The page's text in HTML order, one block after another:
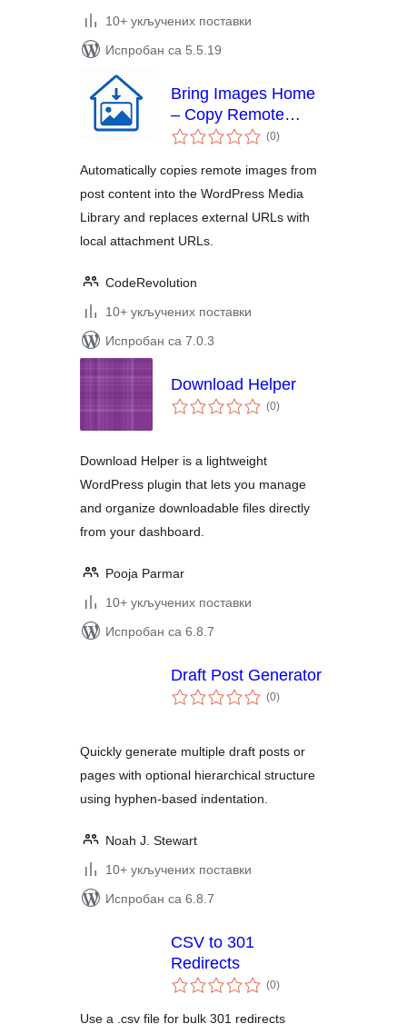
10+ укључених поставки
Испробан са 5.5.19
Bring Images Home
– Copy Remote
Images Locally
(0укупних
оцена
)
Automatically copies remote images from
post content into the WordPress Media
Library and replaces external URLs with
local attachment URLs.
CodeRevolution
10+ укључених поставки
Испробан са 7.0.3
Download Helper
(0укупних
оцена
)
Download Helper is a lightweight
WordPress plugin that lets you manage
and organize downloadable files directly
from your dashboard.
Pooja Parmar
10+ укључених поставки
Испробан са 6.8.7
Draft Post Generator
(0укупних
оцена
)
Quickly generate multiple draft posts or
pages with optional hierarchical structure
using hyphen-based indentation.
Noah J. Stewart
10+ укључених поставки
Испробан са 6.8.7
CSV to 301
Redirects
(0укупних
оцена
)
Use a .csv file for bulk 301 redirects